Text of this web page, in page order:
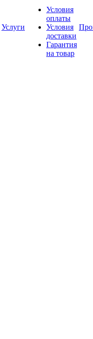
Услуги
Условия
оплаты
Условия
доставки
Гарантия
на товар